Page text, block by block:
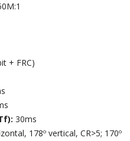
+ FRC)
30ms
178º vertical, CR>5; 170º